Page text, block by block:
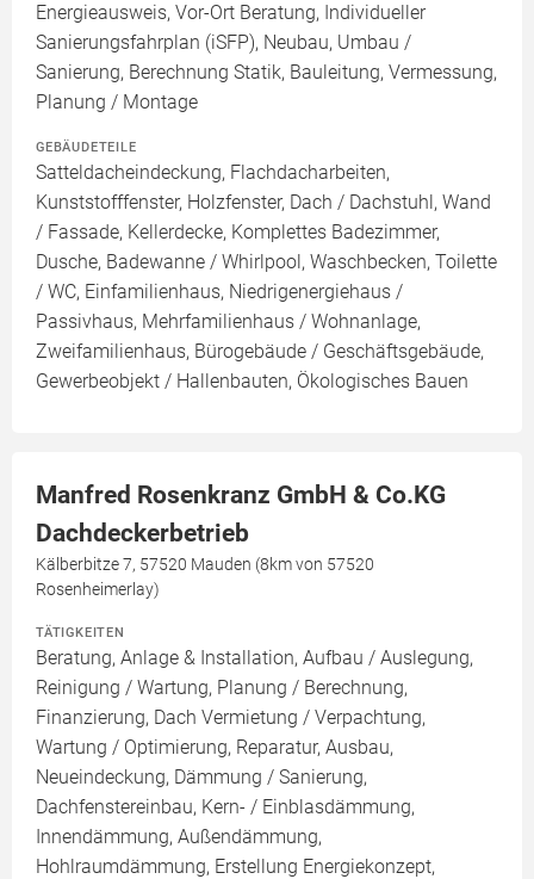
Energieausweis, Vor-Ort Beratung, Individueller
Sanierungsfahrplan (iSFP), Neubau, Umbau /
Sanierung, Berechnung Statik, Bauleitung, Vermessung,
Planung / Montage
GEBÄUDETEILE
Satteldacheindeckung, Flachdacharbeiten,
Kunststofffenster, Holzfenster, Dach / Dachstuhl, Wand
/ Fassade, Kellerdecke, Komplettes Badezimmer,
Dusche, Badewanne / Whirlpool, Waschbecken, Toilette
/ WC, Einfamilienhaus, Niedrigenergiehaus /
Passivhaus, Mehrfamilienhaus / Wohnanlage,
Zweifamilienhaus, Bürogebäude / Geschäftsgebäude,
Gewerbeobjekt / Hallenbauten, Ökologisches Bauen
Manfred Rosenkranz GmbH & Co.KG
Dachdeckerbetrieb
Kälberbitze 7, 57520 Mauden (8km von 57520
Rosenheimerlay)
TÄTIGKEITEN
Beratung, Anlage & Installation, Aufbau / Auslegung,
Reinigung / Wartung, Planung / Berechnung,
Finanzierung, Dach Vermietung / Verpachtung,
Wartung / Optimierung, Reparatur, Ausbau,
Neueindeckung, Dämmung / Sanierung,
Dachfenstereinbau, Kern- / Einblasdämmung,
Innendämmung, Außendämmung,
Hohlraumdämmung, Erstellung Energiekonzept,